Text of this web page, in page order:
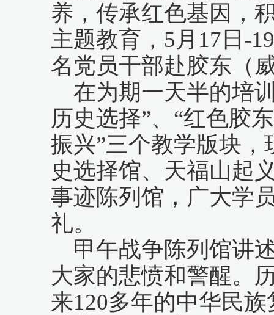
养，传承红色基因，
主题教育，5月17日-
名党员干部赴胶东（
在为期一天半的培
历史选择”、“红色胶
振兴”三个教学版块
史选择馆、天福山起
事迹陈列馆，广大学
礼。
甲午战争陈列馆讲
大家的悲愤和警醒。
来120多年的中华民